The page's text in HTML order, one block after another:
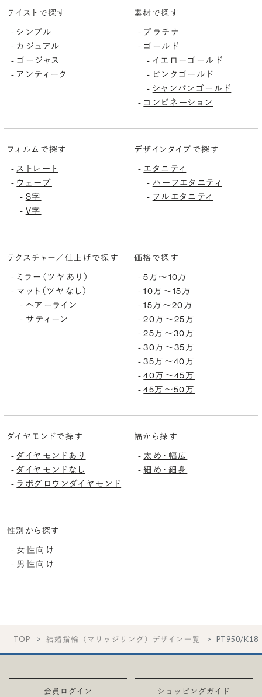
テイストで探す
- シンプル
- カジュアル
- ゴージャス
- アンティーク
素材で探す
- プラチナ
- ゴールド
- イエローゴールド
- ピンクゴールド
- シャンパンゴールド
- コンビネーション
フォルムで探す
-ストレート
- ウェーブ
- S字
- V字
デザインタイプで探す
- エタニティ
- ハーフエタニティ
- フルエタニティ
テクスチャー／仕上げで探す
- ミラー（ツヤあり）
- マット（ツヤなし）
- ヘアーライン
- サティーン
価格で探す
-5万〜10万
-10万〜15万
-15万〜20万
-20万〜25万
-25万〜30万
-30万〜35万
-35万〜40万
-40万〜45万
-45万〜50万
ダイヤモンドで探す
-ダイヤモンドあり
-ダイヤモンドなし
- ラボグロウンダイヤモンド
幅から探す
- 太め・幅広
-細め・細身
性別から探す
- 女性向け
- 男性向け
TOP 結婚指輪（マリッジリング）デザイン一覧 PT950/
会員ログイン ショッピングガイド